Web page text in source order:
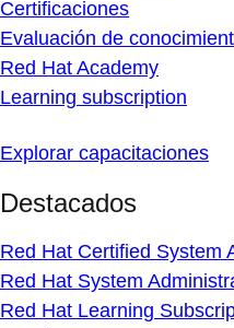
Certificaciones
Evaluación de
Red Hat Academy
Learning subscription
Explorar capacitaciones
Destacados
Red Hat Certified System
Red Hat System
Red Hat Learning